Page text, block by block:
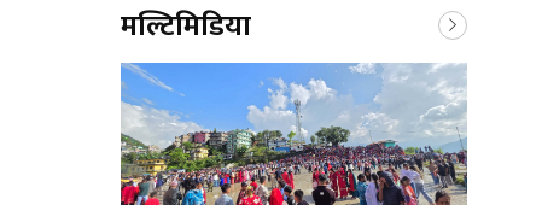
मल्टिमिडिया